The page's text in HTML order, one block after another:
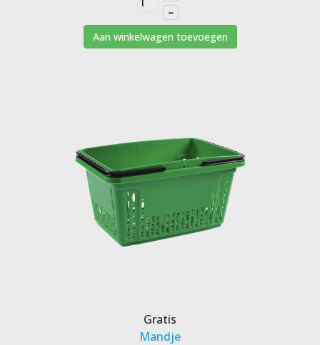
–
Aan winkelwagen toevoegen
Gratis
Mandje